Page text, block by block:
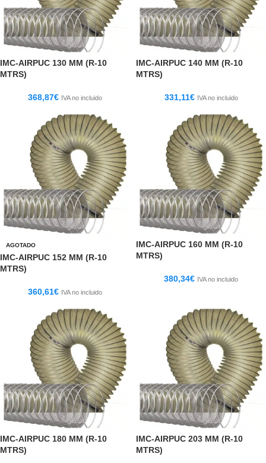
IMC-AIRPUC 130 MM (R-10
MTRS)
368,87€ IVA no incluido
IMC-AIRPUC 140 MM (R-10
MTRS)
331,11€ IVA no incluido
AGOTADO
IMC-AIRPUC 152 MM (R-10
MTRS)
360,61€ IVA no incluido
IMC-AIRPUC 160 MM (R-10
MTRS)
380,34€ IVA no incluido
IMC-AIRPUC 180 MM (R-10
MTRS)
IMC-AIRPUC 203 MM (R-10
MTRS)